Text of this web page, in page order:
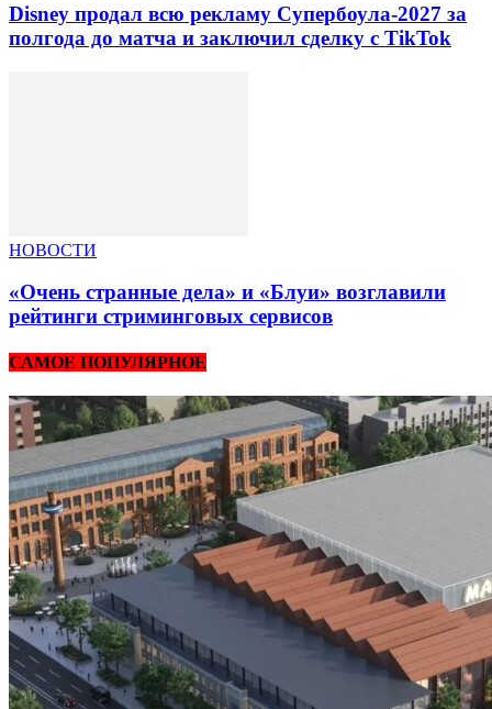
Disney продал всю рекламу Супербоула-2027 за
полгода до матча и заключил сделку с TikTok
НОВОСТИ
«Очень странные дела» и «Блуи» возглавили
рейтинги стриминговых сервисов
САМОЕ ПОПУЛЯРНОЕ